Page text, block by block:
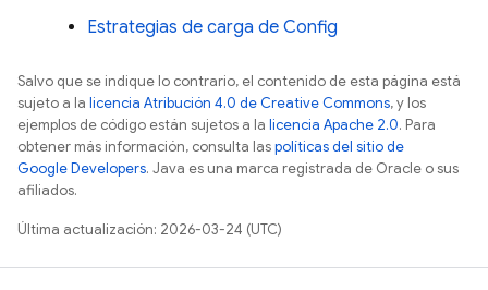
Estrategias de carga de Config
Salvo que se indique lo contrario, el contenido de esta página está
sujeto a la licencia Atribución 4.0 de Creative Commons, y los
ejemplos de código están sujetos a la licencia Apache 2.0. Para
obtener más información, consulta laspolíticas del sitio de
Google Developers. Java es una marca registrada de Oracle o sus
afiliados.
Última actualización: 2026-03-24 (UTC)